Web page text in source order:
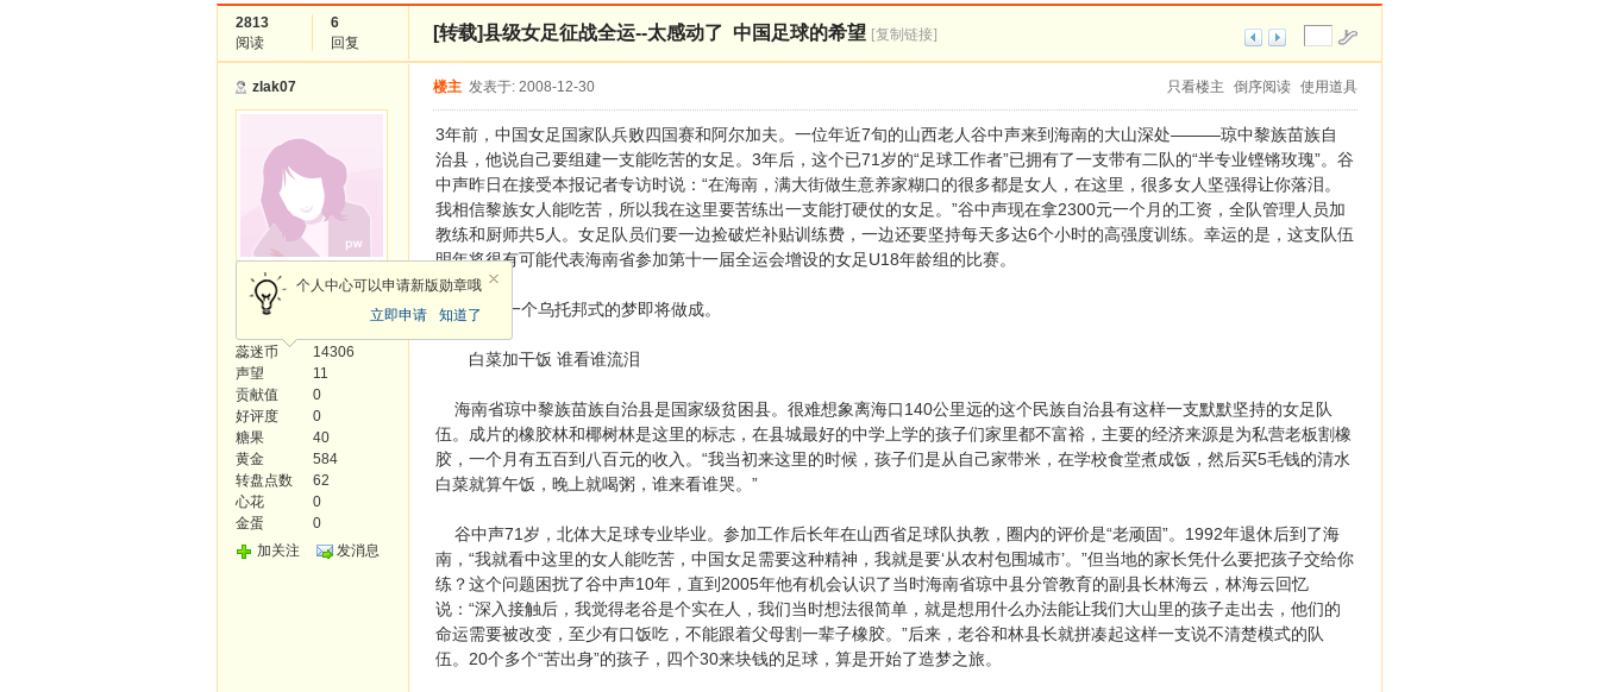
2813
阅读
6
回复
[转载]县级女足征战全运--太感动了 中国足球的希望 [复制链接]
zlak07
风云使者
个人中心可以申请新版勋章哦
立即申请
知道了
蕊迷币
14306
声望
11
贡献值
0
好评度
0
糖果
40
黄金
584
转盘点数
62
心花
0
金蛋
0
加关注
发消息
只看楼主 倒序阅读 使用道具
楼主 发表于: 2008-12-30
3年前，中国女足国家队兵败四国赛和阿尔加夫。一位年近7旬的山西老人谷中声来到海南的大山深处———琼中黎族苗族自
治县，他说自己要组建一支能吃苦的女足。3年后，这个已71岁的“足球工作者”已拥有了一支带有二队的“半专业铿锵玫瑰”。谷
中声昨日在接受本报记者专访时说：“在海南，满大街做生意养家糊口的很多都是女人，在这里，很多女人坚强得让你落泪。
我相信黎族女人能吃苦，所以我在这里要苦练出一支能打硬仗的女足。”谷中声现在拿2300元一个月的工资，全队管理人员加
教练和厨师共5人。女足队员们要一边捡破烂补贴训练费，一边还要坚持每天多达6个小时的高强度训练。幸运的是，这支队伍
明年将很有可能代表海南省参加第十一届全运会增设的女足U18年龄组的比赛。
于是，一个乌托邦式的梦即将做成。
白菜加干饭 谁看谁流泪
海南省琼中黎族苗族自治县是国家级贫困县。很难想象离海口140公里远的这个民族自治县有这样一支默默坚持的女足队
伍。成片的橡胶林和椰树林是这里的标志，在县城最好的中学上学的孩子们家里都不富裕，主要的经济来源是为私营老板割橡
胶，一个月有五百到八百元的收入。“我当初来这里的时候，孩子们是从自己家带米，在学校食堂煮成饭，然后买5毛钱的清水
白菜就算午饭，晚上就喝粥，谁来看谁哭。”
谷中声71岁，北体大足球专业毕业。参加工作后长年在山西省足球队执教，圈内的评价是“老顽固”。1992年退休后到了海
南，“我就看中这里的女人能吃苦，中国女足需要这种精神，我就是要‘从农村包围城市’。”但当地的家长凭什么要把孩子交给你
练？这个问题困扰了谷中声10年，直到2005年他有机会认识了当时海南省琼中县分管教育的副县长林海云，林海云回忆
说：“深入接触后，我觉得老谷是个实在人，我们当时想法很简单，就是想用什么办法能让我们大山里的孩子走出去，他们的
命运需要被改变，至少有口饭吃，不能跟着父母割一辈子橡胶。”后来，老谷和林县长就拼凑起这样一支说不清楚模式的队
伍。20个多个“苦出身”的孩子，四个30来块钱的足球，算是开始了造梦之旅。